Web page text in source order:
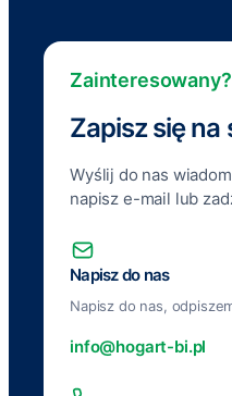
Zainteresowany?
Zapisz się na
Wyślij do nas
napisz e-mail lub
Napisz do nas
Napisz do nas,
info@hogart-bi.pl